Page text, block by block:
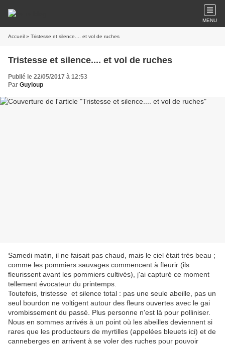
MENU
Accueil » Tristesse et silence.... et vol de ruches
Tristesse et silence.... et vol de ruches
Publié le 22/05/2017 à 12:53
Par Guyloup
Samedi matin, il ne faisait pas chaud, mais le ciel était très beau ;
comme les pommiers sauvages commencent à fleurir (ils
fleurissent avant les pommiers cultivés), j'ai capturé ce moment
tellement évocateur du printemps.
Toutefois, tristesse et silence total : pas une seule abeille, pas un
seul bourdon ne voltigent autour des fleurs ouvertes avec le gai
vrombissement du passé. Plus personne n'est là pour polliniser.
Nous en sommes arrivés à un point où les abeilles deviennent si
rares que les producteurs de myrtilles (appelées bleuets ici) et de
canneberges en arrivent à se voler des ruches pour pouvoir